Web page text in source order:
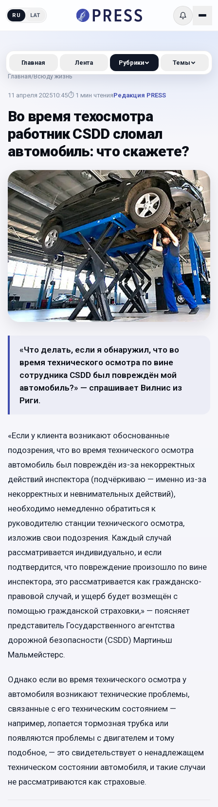
RU LAT
Главная/Всюду жизнь
11 апреля 202510:45⏱ 1 мин чтенияРедакция PRESS
Во время техосмотра
работник CSDD сломал
автомобиль: что скажете?
«Что делать, если я обнаружил, что во
время технического осмотра по вине
сотрудника CSDD был повреждён мой
автомобиль?» — спрашивает Вилнис из
Риги.
«Если у клиента возникают обоснованные
подозрения, что во время технического осмотра
автомобиль был повреждён из-за некорректных
действий инспектора (подчёркиваю — именно из-за
некорректных и невнимательных действий),
необходимо немедленно обратиться к
руководителю станции технического осмотра,
изложив свои подозрения. Каждый случай
рассматривается индивидуально, и если
подтвердится, что повреждение произошло по вине
инспектора, это рассматривается как гражданско-
правовой случай, и ущерб будет возмещён с
помощью гражданской страховки,» — поясняет
представитель Государственного агентства
дорожной безопасности (CSDD) Мартиньш
Мальмейстерс.
Однако если во время технического осмотра у
автомобиля возникают технические проблемы,
связанные с его техническим состоянием —
например, лопается тормозная трубка или
появляются проблемы с двигателем и тому
подобное, — это свидетельствует о ненадлежащем
техническом состоянии автомобиля, и такие случаи
не рассматриваются как страховые.
Главная Лента Рубрики Темы